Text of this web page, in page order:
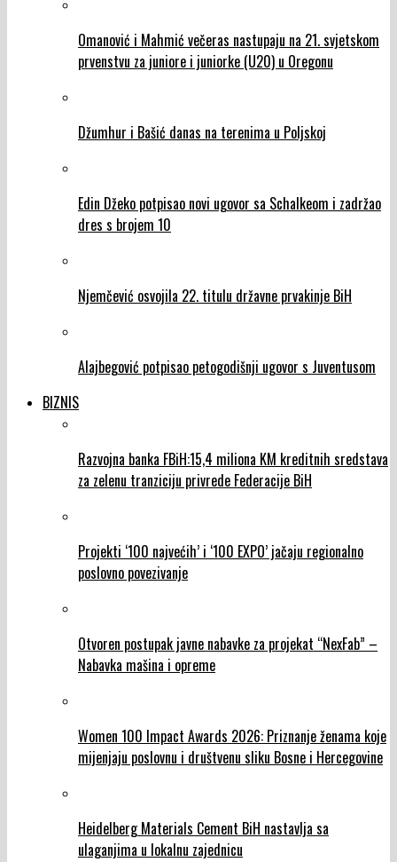
Omanović i Mahmić večeras nastupaju na 21. svjetskom
prvenstvu za juniore i juniorke (U20) u Oregonu
Džumhur i Bašić danas na terenima u Poljskoj
Edin Džeko potpisao novi ugovor sa Schalkeom i zadržao
dres s brojem 10
Njemčević osvojila 22. titulu državne prvakinje BiH
Alajbegović potpisao petogodišnji ugovor s Juventusom
BIZNIS
Razvojna banka FBiH:15,4 miliona KM kreditnih sredstava
za zelenu tranziciju privrede Federacije BiH
Projekti ‘100 najvećih’ i ‘100 EXPO’ jačaju regionalno
poslovno povezivanje
Otvoren postupak javne nabavke za projekat “NexFab” –
Nabavka mašina i opreme
Women 100 Impact Awards 2026: Priznanje ženama koje
mijenjaju poslovnu i društvenu sliku Bosne i Hercegovine
Heidelberg Materials Cement BiH nastavlja sa
ulaganjima u lokalnu zajednicu